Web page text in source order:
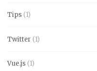
Tips (1)
Twitter (1)
Vue.js (1)